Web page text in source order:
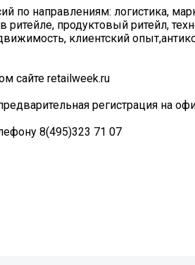
направлениям: логистика,
продуктовый ритейл,
клиентский
сайте retailweek.ru
регистрация на
8(495)323 71 07